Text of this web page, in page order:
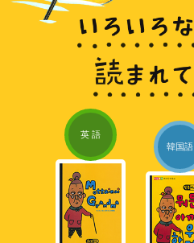
英 語
韓国語